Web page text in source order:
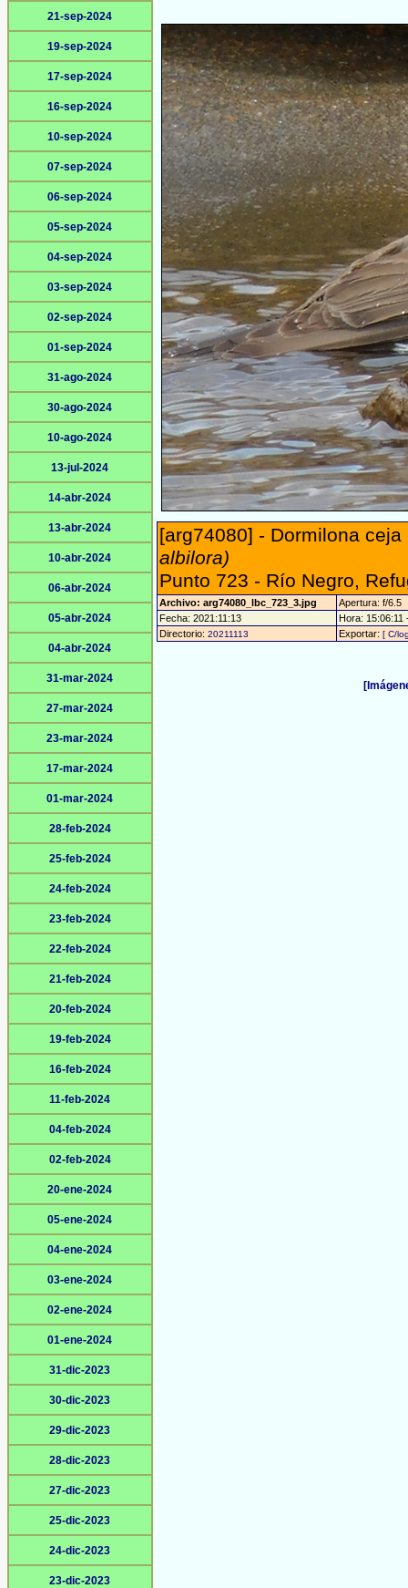
21-sep-2024
19-sep-2024
17-sep-2024
16-sep-2024
10-sep-2024
07-sep-2024
06-sep-2024
05-sep-2024
04-sep-2024
03-sep-2024
02-sep-2024
01-sep-2024
31-ago-2024
30-ago-2024
10-ago-2024
13-jul-2024
14-abr-2024
13-abr-2024
10-abr-2024
06-abr-2024
05-abr-2024
04-abr-2024
31-mar-2024
27-mar-2024
23-mar-2024
17-mar-2024
01-mar-2024
28-feb-2024
25-feb-2024
24-feb-2024
23-feb-2024
22-feb-2024
21-feb-2024
20-feb-2024
19-feb-2024
16-feb-2024
11-feb-2024
04-feb-2024
02-feb-2024
20-ene-2024
05-ene-2024
04-ene-2024
03-ene-2024
02-ene-2024
01-ene-2024
31-dic-2023
30-dic-2023
29-dic-2023
28-dic-2023
27-dic-2023
25-dic-2023
24-dic-2023
23-dic-2023
[arg74080] - Dormilona
albilora)
Punto 723 - Río Negro,
Archivo: arg74080_lbc_723_3.jpg
Apertura: f/6.5
Fecha: 2021:11:13
Hora: 15:06:11
Directorio: 20211113 Exportar: [ C/